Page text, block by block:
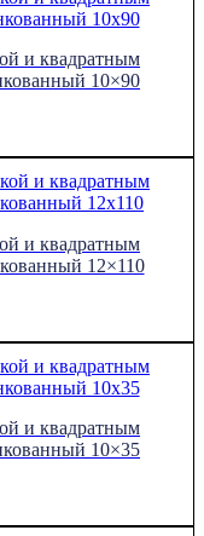
и квадратным
10×90
и квадратным
12×110
и квадратным
10×35